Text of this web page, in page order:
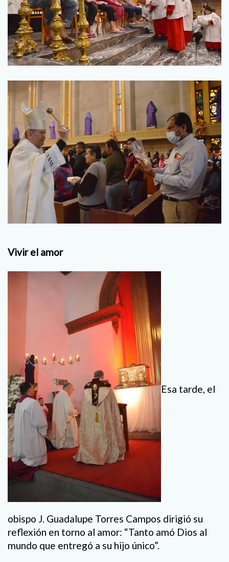
Vivir el amor
Esa tarde, el
obispo J. Guadalupe Torres Campos dirigió su
reflexión en torno al amor: “Tanto amó Dios al
mundo que entregó a su hijo único”.